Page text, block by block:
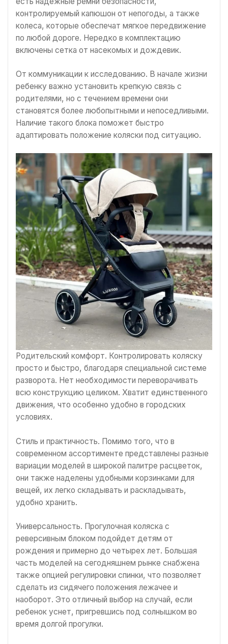
контролируемый капюшон от непогоды, а также
колеса, которые обеспечат мягкое передвижение
по любой дороге. Нередко в комплектацию
включены сетка от насекомых и дождевик.
От коммуникации к исследованию. В начале жизни
ребенку важно установить крепкую связь с
родителями, но с течением времени они
становятся более любопытными и непоседливыми.
Наличие такого блока поможет быстро
адаптировать положение коляски под ситуацию.
Родительский комфорт. Контролировать коляску
просто и быстро, благодаря специальной системе
разворота. Нет необходимости переворачивать
всю конструкцию целиком. Хватит единственного
движения, что особенно удобно в городских
условиях.
Стиль и практичность. Помимо того, что в
современном ассортименте представлены разные
вариации моделей в широкой палитре расцветок,
они также наделены удобными корзинками для
вещей, их легко складывать и раскладывать,
удобно хранить.
Универсальность. Прогулочная коляска с
реверсивным блоком подойдет детям от
рождения и примерно до четырех лет. Большая
часть моделей на сегодняшнем рынке снабжена
также опцией регулировки спинки, что позволяет
сделать из сидячего положения лежачее и
наоборот. Это отличный выбор на случай, если
ребенок уснет, пригревшись под солнышком во
время долгой прогулки.